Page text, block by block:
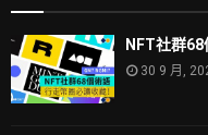
NFT社群68
30 9 月,